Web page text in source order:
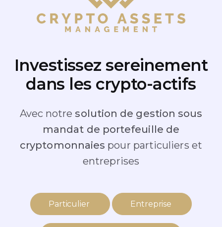
Investissez sereinement
dans les crypto-actifs
Avec notre solution de gestion sous
mandat de portefeuille de
cryptomonnaies pour particuliers et
entreprises
Particulier Entreprise